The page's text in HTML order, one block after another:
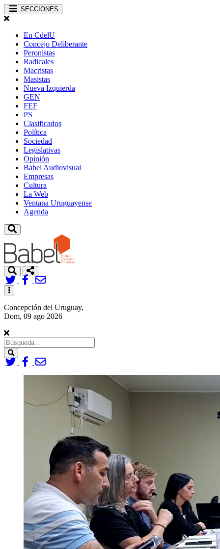
SECCIONES
En CdelU
Concejo Deliberante
Peronistas
Radicales
Macristas
Masistas
Nueva Izquierda
GEN
FEF
PS
Clasificados
Política
Sociedad
Legislativas
Opinión
Babel Audiovisual
Empresas
Cultura
La Web
Ventana Uruguayense
Agenda
Toggle
navigation
Concepción del Uruguay,
Dom, 09 ago 2026
Search